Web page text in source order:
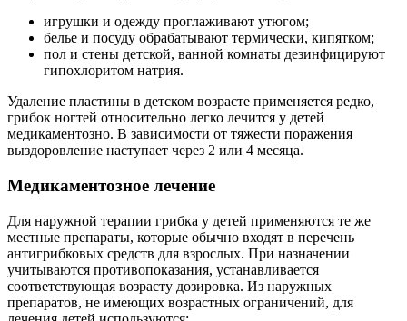
игрушки и одежду проглаживают утюгом;
белье и посуду обрабатывают термически, кипятком;
пол и стены детской, ванной комнаты дезинфицируют
гипохлоритом натрия.
Удаление пластины в детском возрасте применяется редко,
грибок ногтей относительно легко лечится у детей
медикаментозно. В зависимости от тяжести поражения
выздоровление наступает через 2 или 4 месяца.
Медикаментозное лечение
Для наружной терапии грибка у детей применяются те же
местные препараты, которые обычно входят в перечень
антигрибковых средств для взрослых. При назначении
учитываются противопоказания, устанавливается
соответствующая возрасту дозировка. Из наружных
препаратов, не имеющих возрастных ограничений, для